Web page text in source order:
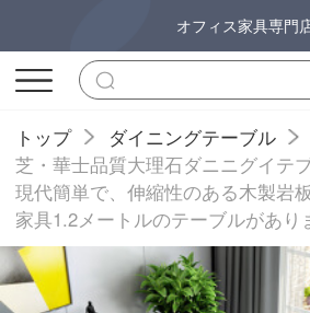
オフィス家具専門
トップ
ダイニングテーブル
芝・華士品質大理石ダニニグイテ
現代簡単で、伸縮性のある木製岩
家具1.2メートルのテーブルがあり